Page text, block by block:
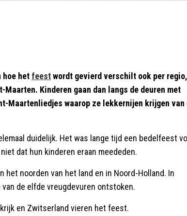
hoe hetfeestwordt gevierd verschilt ook per regio,
Maarten. Kinderen gaan dan langs de deuren met
Maartenliedjes waarop ze lekkernijen krijgen van
duidelijk. Het was lange tijd een bedelfeest
dat hun kinderen eraan meededen.
noorden van het land en in Noord-Holland. In
de elfde vreugdevuren ontstoken.
en Zwitserland vieren het feest.